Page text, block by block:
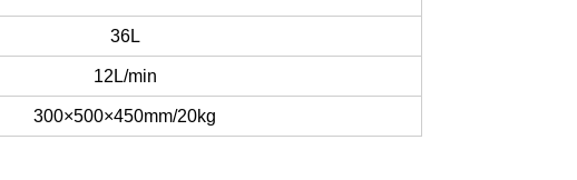
36L
12L/min
300×500×450mm/20kg